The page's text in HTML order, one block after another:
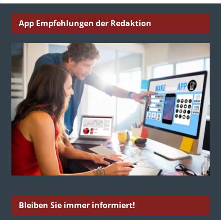
App Empfehlungen der Redaktion
Bleiben Sie immer informiert!